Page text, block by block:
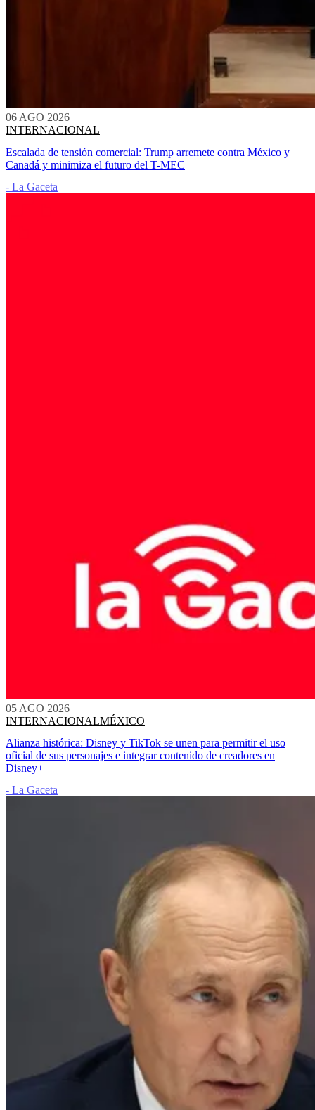
06 AGO 2026
INTERNACIONAL
Escalada de tensión comercial: Trump arremete contra México y
Canadá y minimiza el futuro del T-MEC
- La Gaceta
05 AGO 2026
INTERNACIONALMÉXICO
Alianza histórica: Disney y TikTok se unen para permitir el uso
oficial de sus personajes e integrar contenido de creadores en
Disney+
- La Gaceta